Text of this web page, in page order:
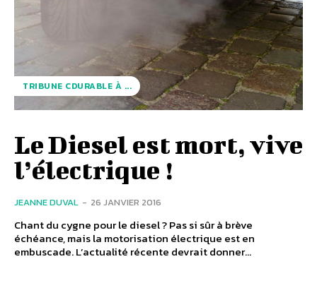
TRIBUNE CDURABLE À ...
Le Diesel est mort, vive
l’électrique !
JEANNE DUVAL - 26 JANVIER 2016
Chant du cygne pour le diesel ? Pas si sûr à brève
échéance, mais la motorisation électrique est en
embuscade. L’actualité récente devrait donner...